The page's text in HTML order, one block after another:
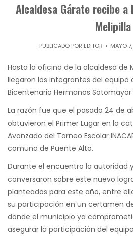
Alcaldesa Gárate recibe a
Melipilla
PUBLICADO POR EDITOR MAYO
Hasta la oficina de la alcaldesa de
llegaron los integrantes del equipo
Bicentenario Hermanos Sotomayor
La razón fue que el pasado 24 de
obtuvieron el Primer Lugar en la
Avanzado del Torneo Escolar
comuna de Puente Alto.
Durante el encuentro la autoridad
conversaron sobre este nuevo
planteados para este año, entre
su participación en un certamen
donde el municipio ya
asegurar la participación del